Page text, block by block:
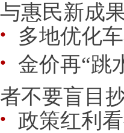
与惠民新成
● 多地优化
● 金价再“跳
者不要盲目
● 政策红利